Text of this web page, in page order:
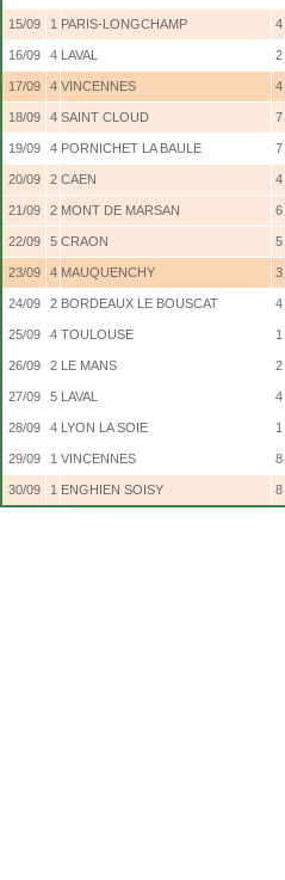
15/09 1 PARIS-LONGCHAMP 4
16/09 4 LAVAL 2
17/09 4 VINCENNES 4
18/09 4 SAINT CLOUD 7
19/09 4 PORNICHET LA BAULE 7
20/09 2 CAEN 4
21/09 2 MONT DE MARSAN 6
22/09 5 CRAON 5
23/09 4 MAUQUENCHY 3
24/09 2 BORDEAUX LE BOUSCAT 4
25/09 4 TOULOUSE 1
26/09 2 LE MANS 2
27/09 5 LAVAL 4
28/09 4 LYON LA SOIE 1
29/09 1 VINCENNES 8
30/09 1 ENGHIEN SOISY 8